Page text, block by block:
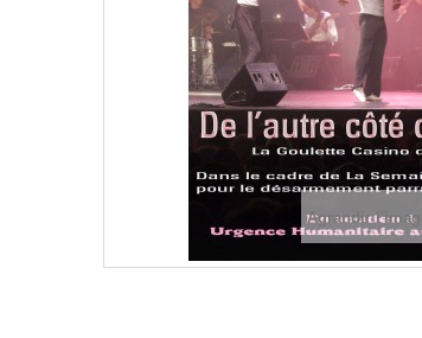
Agrandir l'image